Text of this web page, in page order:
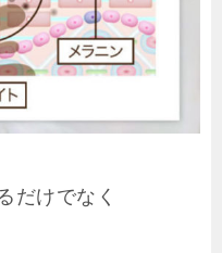
だけでなく